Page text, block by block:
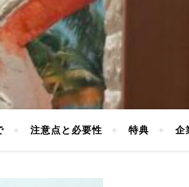
注意点と必要性 特典 企